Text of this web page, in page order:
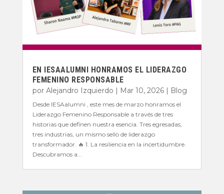
EN IESAALUMNI HONRAMOS EL LIDERAZGO
FEMENINO RESPONSABLE
por Alejandro Izquierdo Mar 10, 2026| Blog
Desde IESAalumni , este mes de marzo honramos el
Liderazgo Femenino Responsable a través de tres
historias que definen nuestra esencia. Tres egresadas,
tres industrias, un mismo sello de liderazgo
transformador. 🔥 1. La resiliencia en la incertidumbre.
Descubramos a...